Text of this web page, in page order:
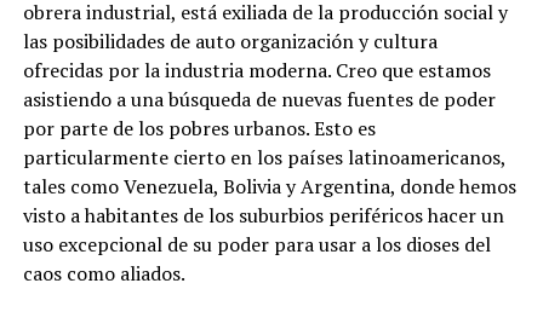
obrera industrial, está exiliada de la producción social y
las posibilidades de auto organización y cultura
ofrecidas por la industria moderna. Creo que estamos
asistiendo a una búsqueda de nuevas fuentes de poder
por parte de los pobres urbanos. Esto es
particularmente cierto en los países latinoamericanos,
tales como Venezuela, Bolivia y Argentina, donde hemos
visto a habitantes de los suburbios periféricos hacer un
uso excepcional de su poder para usar a los dioses del
caos como aliados.